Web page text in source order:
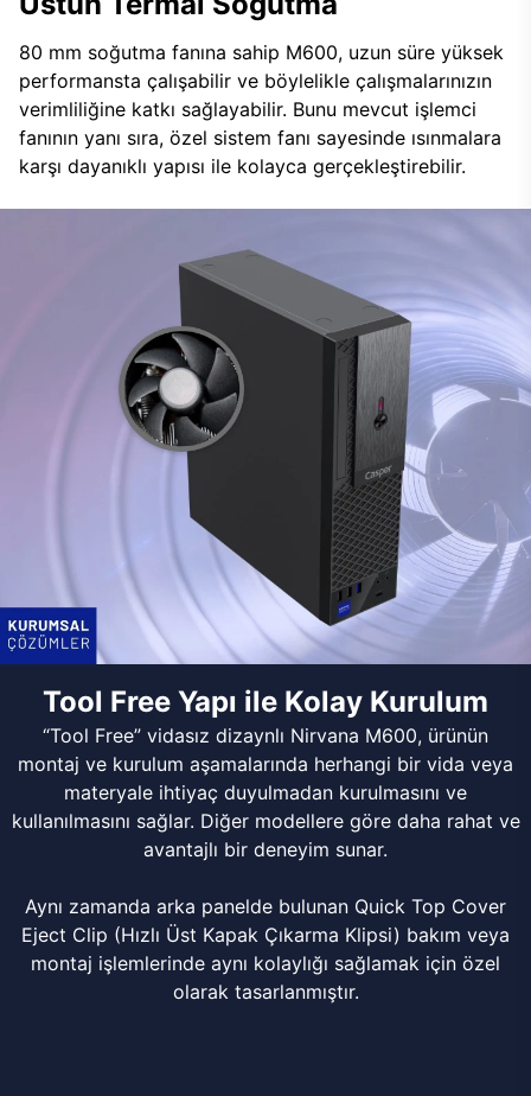
80 mm soğutma fanına sahip M600, uzun süre yüksek
performansta çalışabilir ve böylelikle çalışmalarınızın
verimliliğine katkı sağlayabilir. Bunu mevcut işlemci
fanının yanı sıra, özel sistem fanı sayesinde ısınmalara
karşı dayanıklı yapısı ile kolayca gerçekleştirebilir.
Tool Free Yapı ile Kolay Kurulum
“Tool Free” vidasız dizaynlı Nirvana M600, ürünün
montaj ve kurulum aşamalarında herhangi bir vida veya
materyale ihtiyaç duyulmadan kurulmasını ve
kullanılmasını sağlar. Diğer modellere göre daha rahat ve
avantajlı bir deneyim sunar.
Aynı zamanda arka panelde bulunan Quick Top Cover
Eject Clip (Hızlı Üst Kapak Çıkarma Klipsi) bakım veya
montaj işlemlerinde aynı kolaylığı sağlamak için özel
olarak tasarlanmıştır.